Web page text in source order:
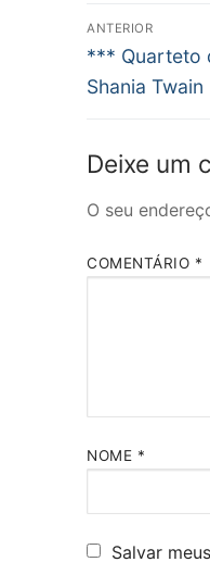
de
ANTERIOR
Post
anterior:
*** Quarteto
Shania Twain
Deixe um
O seu
COMENTÁRIO *
NOME *
Salvar